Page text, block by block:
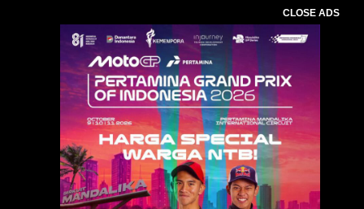
CLOSE ADS